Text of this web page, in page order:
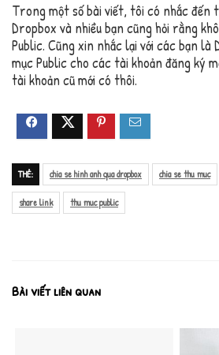
Trong một số bài viết, tôi có nhắc đến
Dropbox và nhiều bạn cũng hỏi rằng
Public. Cũng xin nhắc lại với các bạn là
mục Public cho các tài khoản đăng ký
tài khoản cũ mới có thôi.
THẺ: chia se hinh anh qua dropbox chia se thu muc
share link thu muc public
Bài viết liên quan